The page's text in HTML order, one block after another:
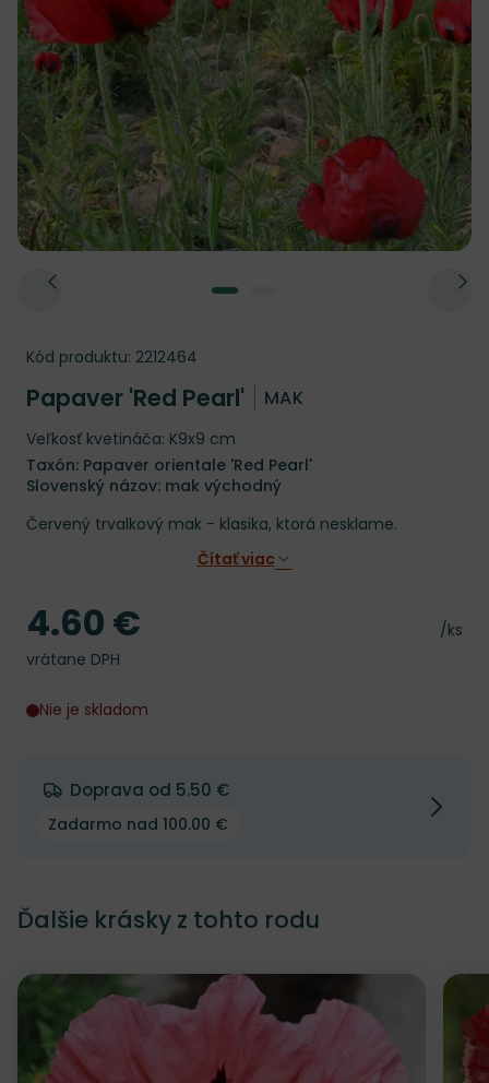
Kód produktu: 2212464
Papaver 'Red Pearl' MAK
Veľkosť kvetináča: K9x9 cm
Taxón: Papaver orientale 'Red Pearl'
Slovenský názov: mak východný
Červený trvalkový mak - klasika, ktorá nesklame.
Čítať viac
Cena
/ks
Cena
4.60 €
vrátane DPH
Nie je skladom
Doprava od 5.50 €
Zadarmo nad 100.00 €
Ďalšie krásky z tohto rodu